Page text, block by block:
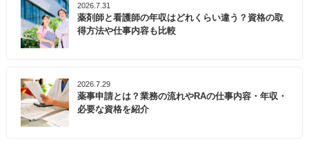
2026.7.31
薬剤師と看護師の年収はどれくらい違う？資格の取
得方法や仕事内容も比較
2026.7.29
薬事申請とは？業務の流れやRAの仕事内容・年収・
必要な資格を紹介